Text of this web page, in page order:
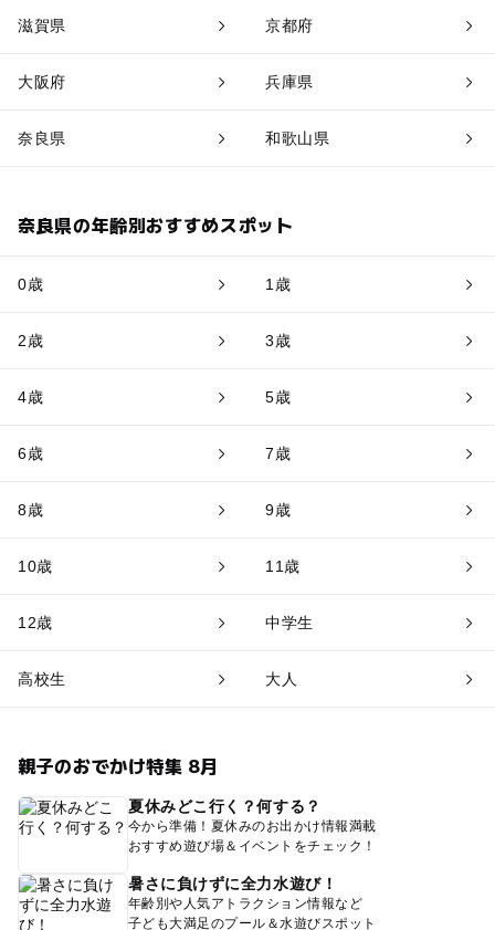
滋賀県 京都府
大阪府 兵庫県
奈良県 和歌山県
奈良県の年齢別おすすめスポット
0歳 1歳
2歳 3歳
4歳 5歳
6歳 7歳
8歳 9歳
10歳 11歳
12歳 中学生
高校生 大人
親子のおでかけ特集 8月
夏休みどこ行く？何する？
今から準備！夏休みのお出かけ情報満載
おすすめ遊び場＆イベントをチェック！
暑さに負けずに全力水遊び！
年齢別や人気アトラクション情報など
子ども大満足のプール＆水遊びスポット